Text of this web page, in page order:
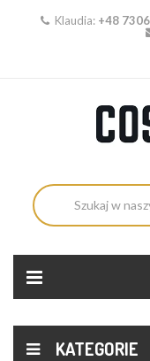
Klaudia: +48
KATEGORIE